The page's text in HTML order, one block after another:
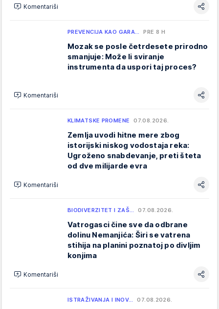
Komentariši
PREVENCIJA KAO GARA… PRE 8 H
Mozak se posle četrdesete prirodno
smanjuje: Može li sviranje
instrumenta da uspori taj proces?
Komentariši
KLIMATSKE PROMENE 07.08.2026.
Zemlja uvodi hitne mere zbog
istorijski niskog vodostaja reka:
Ugroženo snabdevanje, preti šteta
od dve milijarde evra
Komentariši
BIODIVERZITET I ZAŠ… 07.08.2026.
Vatrogasci čine sve da odbrane
dolinu Nemanjića: Širi se vatrena
stihija na planini poznatoj po divljim
konjima
Komentariši
ISTRAŽIVANJA I INOV… 07.08.2026.